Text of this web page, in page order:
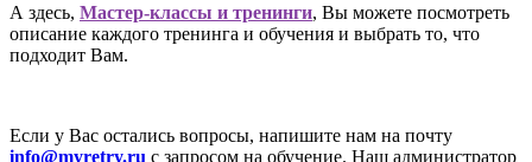
А здесь, Мастер-классы и тренинги, Вы можете посмотреть
описание каждого тренинга и обучения и выбрать то, что
подходит Вам.
Если у Вас остались вопросы, напишите нам на почту
info@myretry.ru с запросом на обучение. Наш администратор